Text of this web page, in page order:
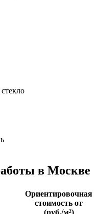
в Москве
Ориентировочная
стоимость от